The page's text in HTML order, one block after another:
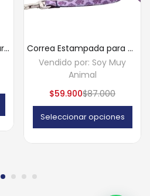
Galleta Snack Perro Natural Select Maxi 200 Gr
Correa Estampada para Gatos – RC Pets (1,5 m)
Vendido por: Soy Muy
Animal
$59.900$87.000
Seleccionar opciones